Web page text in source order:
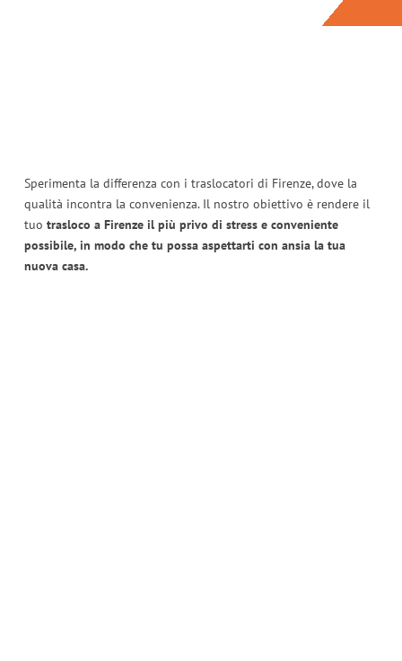
Sperimenta la differenza con i traslocatori di Firenze, dove la
qualità incontra la convenienza. Il nostro obiettivo è rendere il
tuo trasloco a Firenze il più privo di stress e conveniente
possibile, in modo che tu possa aspettarti con ansia la tua
nuova casa.